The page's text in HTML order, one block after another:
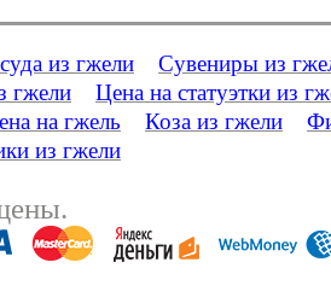
из гжели
Сувениры из
гжели
Цена на статуэтки из
на гжель Коза из гжели
из гжели